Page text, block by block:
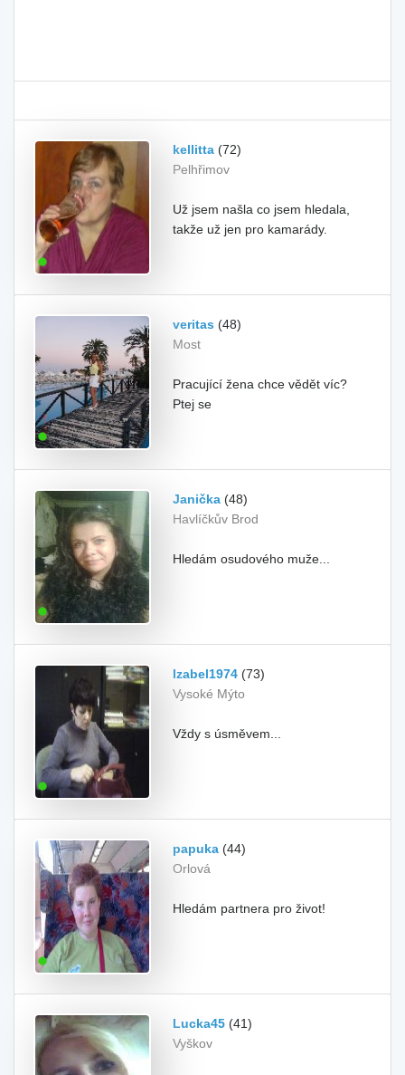
kellitta (72)
Pelhřimov
Už jsem našla co jsem hledala,
takže už jen pro kamarády.
veritas (48)
Most
Pracující žena chce vědět víc?
Ptej se
Janička (48)
Havlíčkův Brod
Hledám osudového muže...
Izabel1974 (73)
Vysoké Mýto
Vždy s úsměvem...
papuka (44)
Orlová
Hledám partnera pro život!
Lucka45 (41)
Vyškov